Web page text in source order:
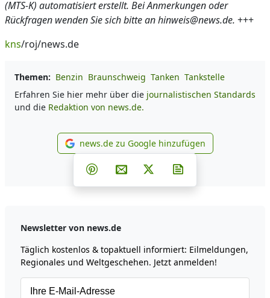
(MTS-K) automatisiert erstellt. Bei Anmerkungen oder
Rückfragen wenden Sie sich bitte an hinweis@news.de. +++
kns/roj/news.de
Themen: Benzin Braunschweig Tanken Tankstelle
Erfahren Sie hier mehr über die journalistischen Standards
und die Redaktion von news.de.
news.de zu Google
news.de zu Google hinzufügen
Teilen auf Facebook
Teilen auf Whatsapp
Teilen auf Telegram
Teilen auf Pinterest
Per E-Mail teilen
Post auf X
Newsletter von news.de
Täglich kostenlos & topaktuell informiert: Eilmeldungen,
Regionales und Weltgeschehen. Jetzt anmelden!